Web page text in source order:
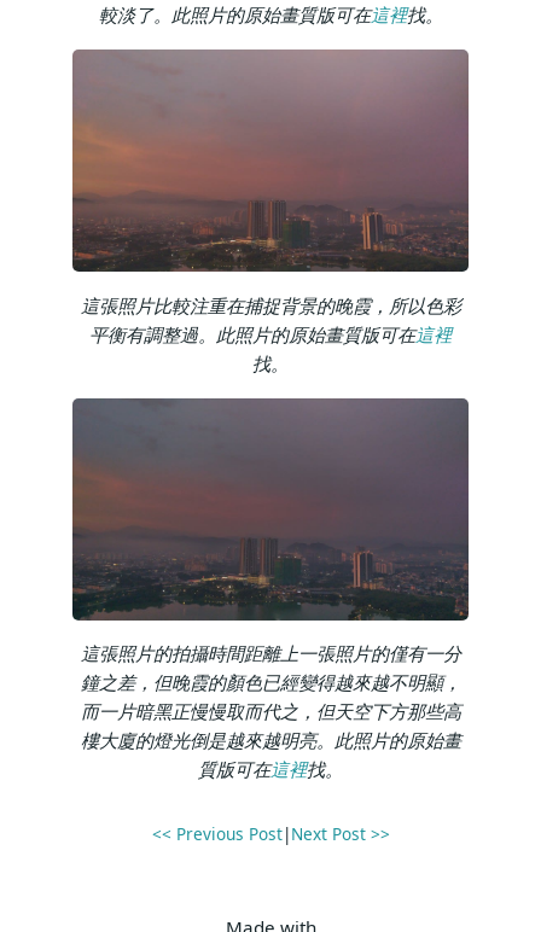
較淡了。此照片的原始畫質版可在這裡找。
這張照片比較注重在捕捉背景的晚霞，所以色彩
平衡有調整過。此照片的原始畫質版可在這裡
找。
這張照片的拍攝時間距離上一張照片的僅有一分
鐘之差，但晚霞的顏色已經變得越來越不明顯，
而一片暗黑正慢慢取而代之，但天空下方那些高
樓大廈的燈光倒是越來越明亮。此照片的原始畫
質版可在這裡找。
<< Previous Post|Next Post >>